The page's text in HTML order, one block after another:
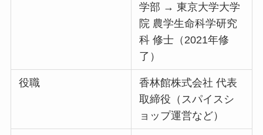
学部 → 東京大学大学
院 農学生命科学研究
科 修士（2021年修
了）
役職
香林館株式会社 代表
取締役（スパイスシ
ョップ運営など）